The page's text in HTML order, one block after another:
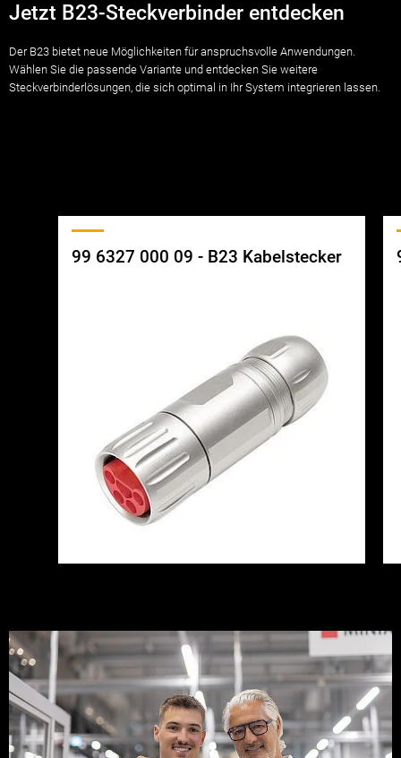
Jetzt B23-Steckverbinder entdecken
Der B23 bietet neue Möglichkeiten für anspruchsvolle Anwendungen.
Wählen Sie die passende Variante und entdecken Sie weitere
Steckverbinderlösungen, die sich optimal in Ihr System integrieren lassen.
99 6327 000 09 - B23 Kabelstecker